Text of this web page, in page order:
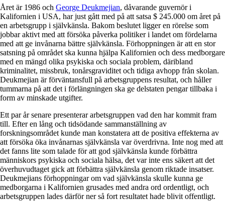
Året är 1986 och George Deukmejian, dåvarande guvernör i
Kalifornien i USA, har just gått med på att satsa $ 245.000 om året på
en arbetsgrupp i självkänsla. Bakom beslutet ligger en rörelse som
jobbar aktivt med att försöka påverka politiker i landet om fördelarna
med att ge invånarna bättre självkänsla. Förhoppningen är att en stor
satsning på området ska kunna hjälpa Kalifornien och dess medborgare
med en mängd olika psykiska och sociala problem, däribland
kriminalitet, missbruk, tonårsgraviditet och tidiga avhopp från skolan.
Deukmejian är förväntansfull på arbetsgruppens resultat, och håller
tummarna på att det i förlängningen ska ge delstaten pengar tillbaka i
form av minskade utgifter.
Ett par år senare presenterar arbetsgruppen vad den har kommit fram
till. Efter en lång och tidsödande sammanställning av
forskningsområdet kunde man konstatera att de positiva effekterna av
att försöka öka invånarnas självkänsla var överdrivna. Inte nog med att
det fanns lite som talade för att god självkänsla kunde förbättra
människors psykiska och sociala hälsa, det var inte ens säkert att det
överhuvudtaget gick att förbättra självkänsla genom riktade insatser.
Deukmejians förhoppningar om vad självkänsla skulle kunna ge
medborgarna i Kalifornien grusades med andra ord ordentligt, och
arbetsgruppen lades därför ner så fort resultatet hade blivit offentligt.